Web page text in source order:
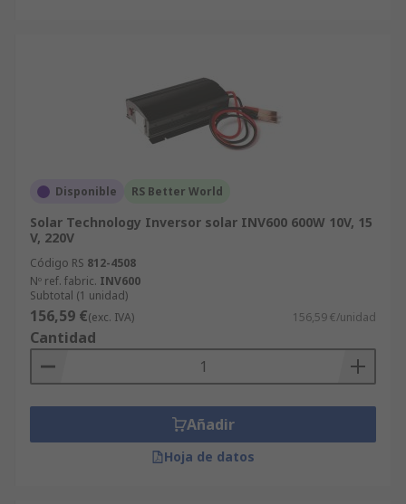
Disponible RS Better World
Solar Technology Inversor solar INV600 600W 10V, 15
V, 220V
Código RS 812-4508
Nº ref. fabric. INV600
Subtotal (1 unidad)
156,59 €(exc. IVA) 156,59 €/unidad
Cantidad
Añadir
Hoja de datos